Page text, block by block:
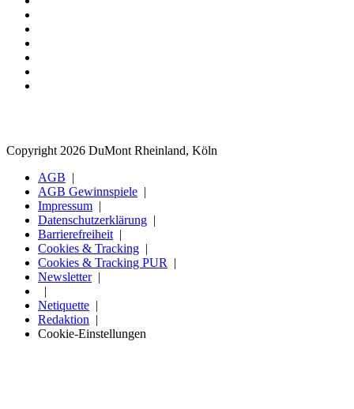
Copyright 2026 DuMont Rheinland, Köln
AGB
AGB Gewinnspiele
Impressum
Datenschutzerklärung
Barrierefreiheit
Cookies & Tracking
Cookies & Tracking PUR
Newsletter
Netiquette
Redaktion
Cookie-Einstellungen